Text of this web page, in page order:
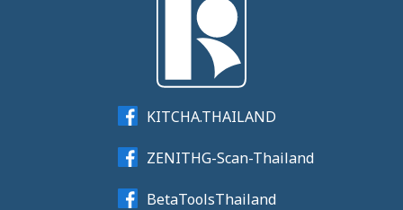
KITCHA.THAILAND
ZENITHG-Scan-Thailand
BetaToolsThailand